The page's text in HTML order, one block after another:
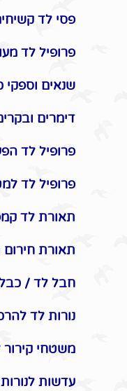
פסי לד
פרופיל לד
שנאים וספקי
דימרים
פרופיל לד
פרופיל לד
תאורת לד
תאורת
חבל לד /
נורות לד
משטחי קירור
עדשות